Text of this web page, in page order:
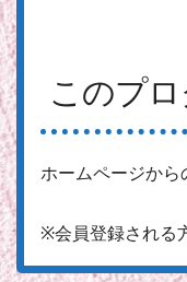
このプ
ホームページから
※会員登録される